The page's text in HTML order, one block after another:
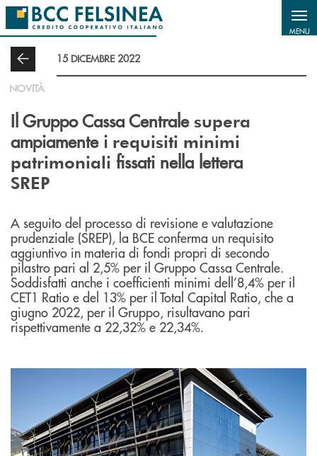
Salta al contenuto principale
MENU
15 DICEMBRE 2022
NOVITÀ
Il Gruppo Cassa Centralesupera
ampiamente i requisiti minimi
patrimoniali fissati nella lettera
SREP
A seguito del processo di revisione e valutazione
prudenziale (SREP), la BCE conferma un requisito
aggiuntivo in materia di fondi propri di secondo
pilastro pari al 2,5% per il Gruppo Cassa Centrale.
Soddisfatti anche i coefficienti minimi dell’8,4% per il
CET1 Ratio e del 13% per il Total Capital Ratio, che a
giugno 2022, per il Gruppo, risultavano pari
rispettivamente a 22,32% e 22,34%.